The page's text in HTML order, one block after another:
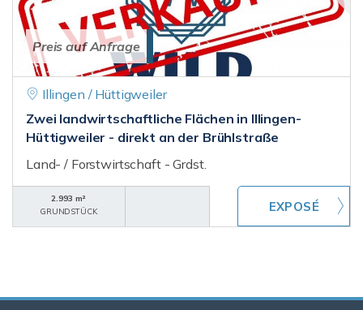
Preis auf Anfrage
Illingen / Hüttigweiler
Zwei landwirtschaftliche Flächen in Illingen-
Hüttigweiler - direkt an der Brühlstraße
Land- / Forstwirtschaft - Grdst.
2.993 m²
GRUNDSTÜCK